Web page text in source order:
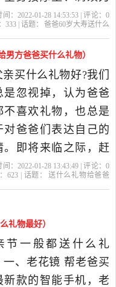
，下面具体来介绍一
外保暖护膝，可以保
个人的膝盖以及整个
，如果说膝盖或者是
有一些问题的话也是
过这个..
：2022-01-28 14:53:53 | 评论： 0
333 | 话题：
爸爸60岁大寿送什么
男方爸爸买什么礼物）
买什么礼物好?我们
是忽视掉，认为爸爸
不喜欢礼物，也总是
对爸爸们表达自己的
。即将来临之际，赶
父亲挑选一份精美的
动鞋。实用是父亲最
的礼物，父亲为了子
劳了一辈子，什么好
爸爸
：2022-01-28 13:43:49 | 评论： 0
623 | 话题：
送什么礼物给爸爸
礼物最好）
节一般都送什么礼
一、老花镜 帮老爸买
新款的智能手机，老